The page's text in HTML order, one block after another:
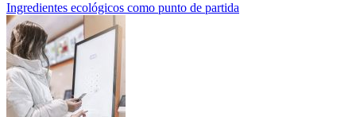
Ingredientes ecológicos como punto de partida